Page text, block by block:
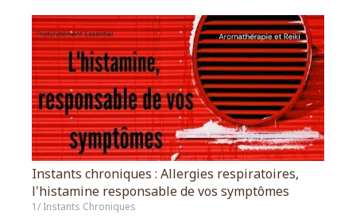
Instants chroniques : Allergies respiratoires,
l'histamine responsable de vos symptômes
1/ Instants Chroniques